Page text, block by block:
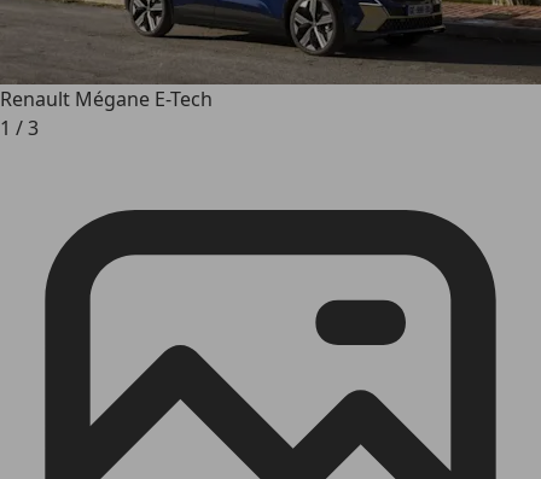
Renault Mégane E-Tech
1 /3